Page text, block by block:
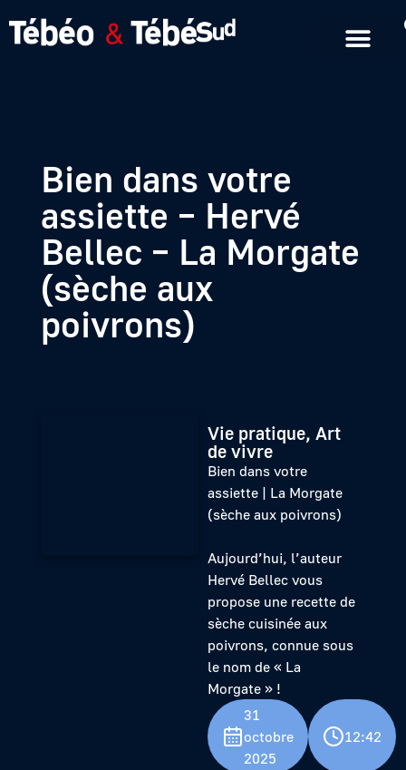
Bien dans votre
assiette – Hervé
Bellec – La Morgate
(sèche aux
poivrons)
Vie pratique, Art
de vivre
Bien dans votre
assiette | La Morgate
(sèche aux poivrons)
Aujourd’hui, l’auteur
Hervé Bellec vous
propose une recette de
sèche cuisinée aux
poivrons, connue sous
le nom de « La
Morgate » !
31
octobre
2025
12:42